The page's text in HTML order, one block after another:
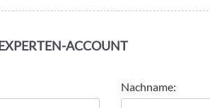
ACCOUNT
Nachname: